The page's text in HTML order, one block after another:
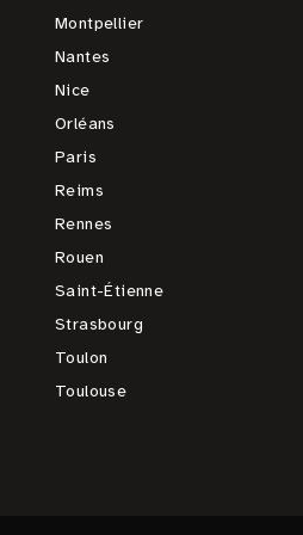
Montpellier
Nantes
Nice
Orléans
Paris
Reims
Rennes
Rouen
Saint-Étienne
Strasbourg
Toulon
Toulouse